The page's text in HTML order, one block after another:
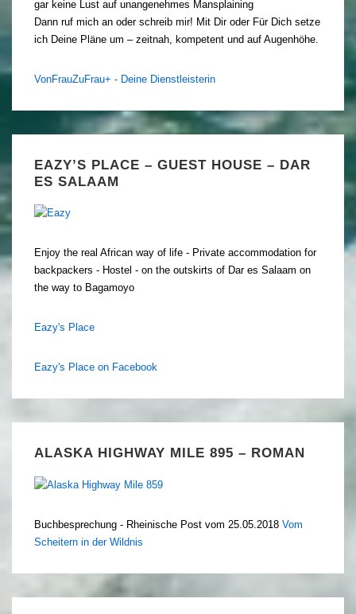
gar keine Lust auf unangenehmes Mansplaining
Dann ruf mich an oder schreib mir! Mit Dir oder Für Dich setze
ich Deine Pläne um – zeitnah, kompetent und auf Augenhöhe.
VonFrauZuFrau+ - Deine Dienstleisterin
EAZY’S PLACE – GUEST HOUSE – DAR
ES SALAAM
Enjoy the real African way of life - Private accommodation for
backpackers - Hostel - on the outskirts of Dar es Salaam on
the way to Bagamoyo
Eazy's Place
Eazy's Place on Facebook
ALASKA HIGHWAY MILE 895 – ROMAN
Buchbesprechung - Rheinische Post vom 25.05.2018 Vom
Scheitern in der Wildnis